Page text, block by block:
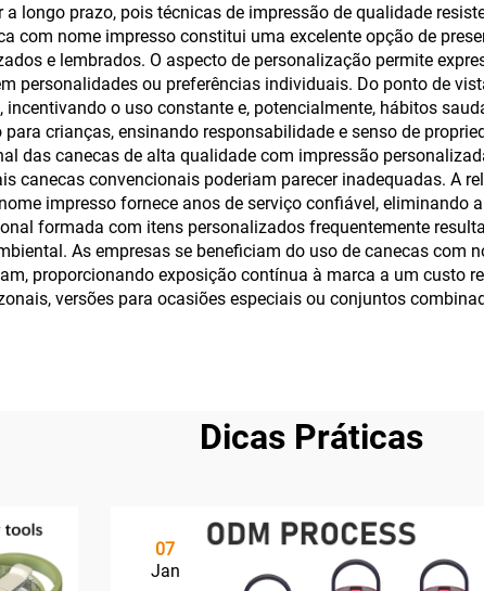
longo prazo, pois técnicas de impressão de qualidade
com nome impresso constitui uma excelente opção de
e lembrados. O aspecto de personalização permite
personalidades ou preferências individuais. Do ponto de
o uso constante e, potencialmente, hábitos
crianças, ensinando responsabilidade e senso de
das canecas de alta qualidade com impressão
canecas convencionais poderiam parecer inadequadas. A
impresso fornece anos de serviço confiável, eliminando
formada com itens personalizados frequentemente
As empresas se beneficiam do uso de canecas com
proporcionando exposição contínua à marca a um custo
versões para ocasiões especiais ou conjuntos
Dicas Práticas
07
Jan